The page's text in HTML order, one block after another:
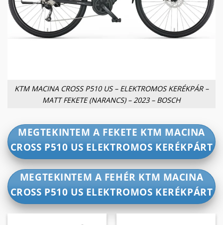
KTM MACINA CROSS P510 US – ELEKTROMOS KERÉKPÁR –
MATT FEKETE (NARANCS) – 2023 – BOSCH
MEGTEKINTEM A FEKETE KTM MACINA
CROSS P510 US ELEKTROMOS KERÉKPÁRT
MEGTEKINTEM A FEHÉR KTM MACINA
CROSS P510 US ELEKTROMOS KERÉKPÁRT